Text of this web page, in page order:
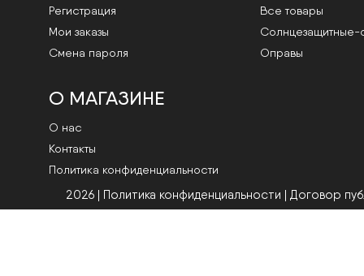
Регистрация
Мои заказы
Смена пароля
Все товары
Cолнцезащитные-
Оправы
О МАГАЗИНЕ
О нас
Контакты
Политика конфиденциальности
2026 | Политика конфиденциальности | Договор